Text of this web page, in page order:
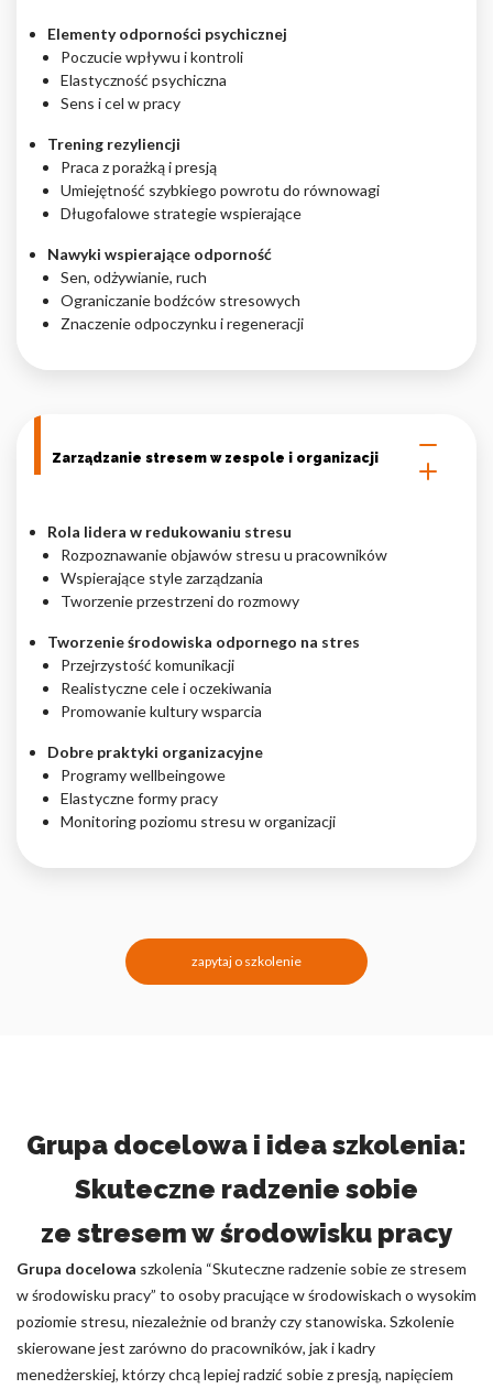
Elementy odporności psychicznej
Poczucie wpływu i kontroli
Elastyczność psychiczna
Sens i cel w pracy
Trening rezyliencji
Praca z porażką i presją
Umiejętność szybkiego powrotu do równowagi
Długofalowe strategie wspierające
Nawyki wspierające odporność
Sen, odżywianie, ruch
Ograniczanie bodźców stresowych
Znaczenie odpoczynku i regeneracji
Zarządzanie stresem w zespole i organizacji
Rola lidera w redukowaniu stresu
Rozpoznawanie objawów stresu u pracowników
Wspierające style zarządzania
Tworzenie przestrzeni do rozmowy
Tworzenie środowiska odpornego na stres
Przejrzystość komunikacji
Realistyczne cele i oczekiwania
Promowanie kultury wsparcia
Dobre praktyki organizacyjne
Programy wellbeingowe
Elastyczne formy pracy
Monitoring poziomu stresu w organizacji
zapytaj o szkolenie
Grupa docelowa i idea szkolenia:
Skuteczne radzenie sobie
ze stresem w środowisku pracy
Grupa docelowa szkolenia “Skuteczne radzenie sobie ze stresem
w środowisku pracy” to osoby pracujące w środowiskach o wysokim
poziomie stresu, niezależnie od branży czy stanowiska. Szkolenie
skierowane jest zarówno do pracowników, jak i kadry
menedżerskiej, którzy chcą lepiej radzić sobie z presją, napięciem